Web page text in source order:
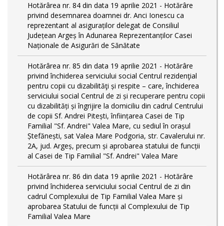
Hotărârea nr. 84 din data 19 aprilie 2021 - Hotărâre
privind desemnarea doamnei dr. Anci Ionescu ca
reprezentant al asiguraților delegat de Consiliul
Județean Argeș în Adunarea Reprezentanților Casei
Naționale de Asigurări de Sănătate
Hotărârea nr. 85 din data 19 aprilie 2021 - Hotărâre
privind închiderea serviciului social Centrul rezidenţial
pentru copii cu dizabilităţi și respite – care, închiderea
serviciului social Centrul de zi și recuperare pentru copii
cu dizabilități și îngrijire la domiciliu din cadrul Centrului
de copii Sf. Andrei Pitești, înființarea Casei de Tip
Familial "Sf. Andrei" Valea Mare, cu sediul în orașul
Ștefănești, sat Valea Mare Podgoria, str. Cavalerului nr.
2A, jud. Argeș, precum și aprobarea statului de funcții
al Casei de Tip Familial "Sf. Andrei" Valea Mare
Hotărârea nr. 86 din data 19 aprilie 2021 - Hotărâre
privind închiderea serviciului social Centrul de zi din
cadrul Complexului de Tip Familial Valea Mare și
aprobarea Statului de funcții al Complexului de Tip
Familial Valea Mare